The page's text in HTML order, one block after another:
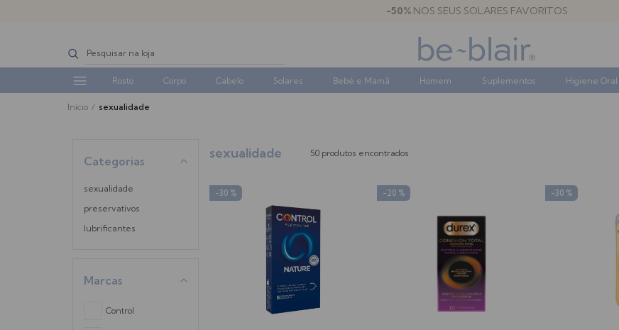
-50% NOS SEUS SOLARES FAVORITOS
Rosto Corpo Cabelo Solares Bebé e Mamã Homem Suplementos Higiene Oral
Início / sexualidade
Categorias
sexualidade
preservativos
lubrificantes
Marcas
Control
sexualidade 50 produtos encontrados
-30 % -20 % -30 %